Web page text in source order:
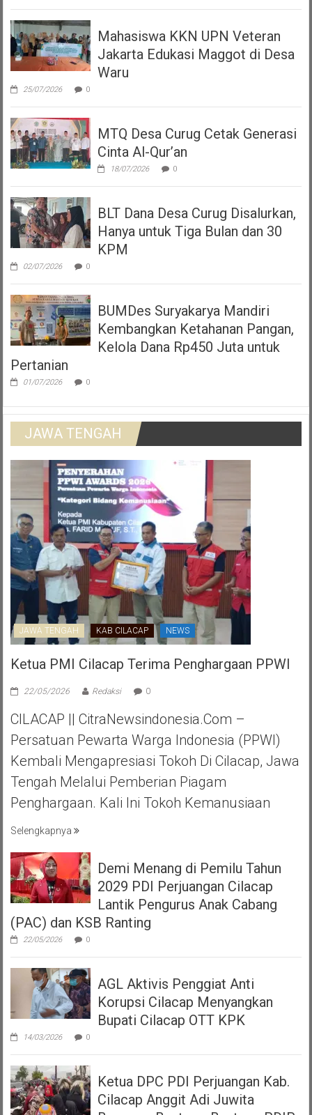
Mahasiswa KKN UPN Veteran
Jakarta Edukasi Maggot di Desa
Waru
25/07/2026 0
MTQ Desa Curug Cetak Generasi
Cinta Al-Qur’an
18/07/2026 0
BLT Dana Desa Curug Disalurkan,
Hanya untuk Tiga Bulan dan 30
KPM
02/07/2026 0
BUMDes Suryakarya Mandiri
Kembangkan Ketahanan Pangan,
Kelola Dana Rp450 Juta untuk
Pertanian
01/07/2026 0
JAWA TENGAH
JAWA TENGAH KAB CILACAP NEWS
Ketua PMI Cilacap Terima Penghargaan PPWI
22/05/2026 Redaksi 0
CILACAP || CitraNewsindonesia.com –
Persatuan Pewarta Warga Indonesia (PPWI)
Kembali Mengapresiasi Tokoh Di Cilacap, Jawa
Tengah Melalui Pemberian Piagam
Penghargaan. Kali Ini Tokoh Kemanusiaan
Selengkapnya
Demi Menang di Pemilu Tahun
2029 PDI Perjuangan Cilacap
Lantik Pengurus Anak Cabang
(PAC) dan KSB Ranting
22/05/2026 0
AGL Aktivis Penggiat Anti
Korupsi Cilacap Menyangkan
Bupati Cilacap OTT KPK
14/03/2026 0
Ketua DPC PDI Perjuangan Kab.
Cilacap Anggit Adi Juwita